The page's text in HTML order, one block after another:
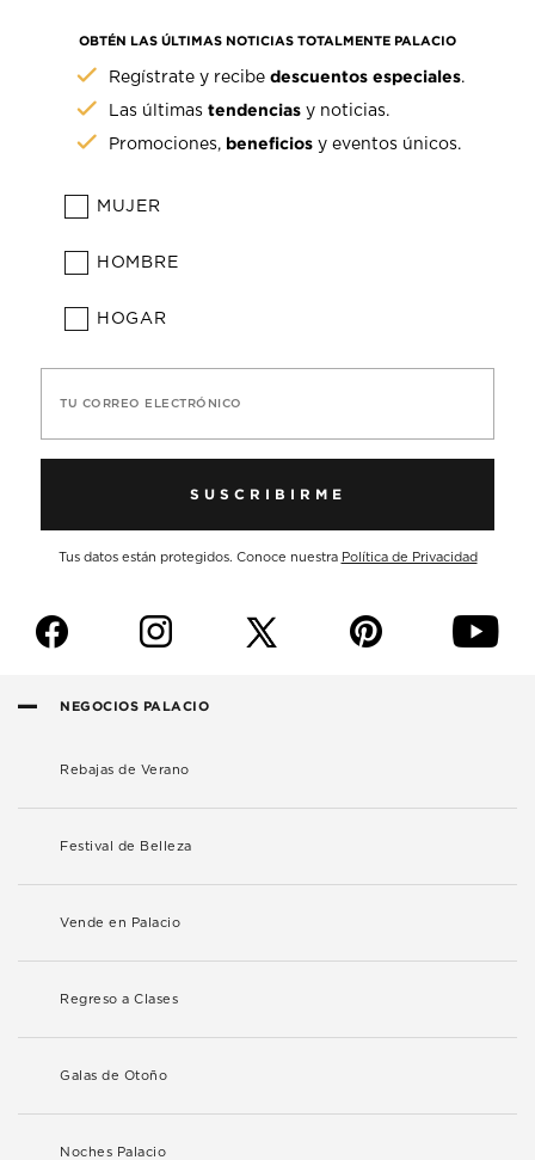
OBTÉN LAS ÚLTIMAS NOTICIAS TOTALMENTE PALACIO
Regístrate y recibedescuentos especiales.
Las últimastendencias y noticias.
Promociones, beneficios y eventos únicos.
MUJER
HOMBRE
HOGAR
TU CORREO ELECTRÓNICO
SUSCRIBIRME
Tus datos están protegidos. Conoce nuestra Política de Privacidad
f i p y
NEGOCIOS PALACIO
Rebajas de Verano
Festival de Belleza
Vende en Palacio
Regreso a Clases
Galas de Otoño
Noches Palacio